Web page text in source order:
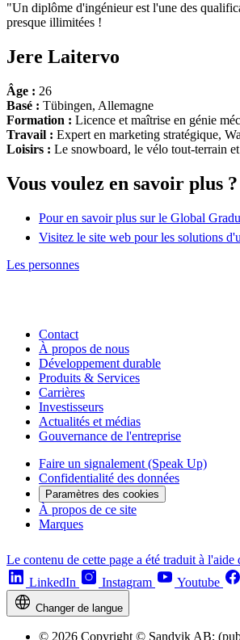
"Un diplôme d'ingénieur est l'une des
presque illimitées !
Jere Laitervo
Âge : 26
Basé : Tübingen, Allemagne
Formation : Licence et maîtrise en génie
Travail : Expert en marketing stratégique,
Loisirs : Le snowboard, le vélo tout-terrain
Vous voulez en savoir plus ?
Pour en savoir plus sur le Global
Visitez le site web pour les solutions
Les personnes
Contact
À propos de nous
Développement durable
Produits & Services
Carrières
Investisseurs
Actualités et médias
Gouvernance de l'entreprise
Faire un signalement (Speak Up)
Confidentialité des données
Paramètres des cookies
À propos de ce site
Marques
Le contenu de cette page a été traduit à
LinkedIn
Instagram Youtube
Changer de langue
© 2026 Copyright © Sandvik AB;